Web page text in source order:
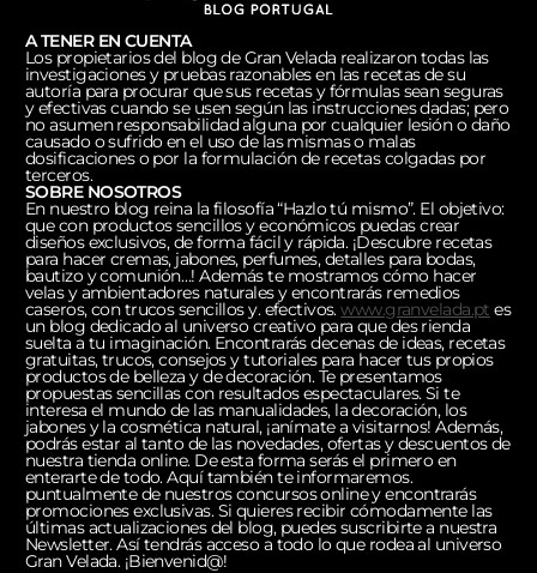
A TENER EN CUENTA
Los propietarios del blog de Gran Velada realizaron todas las
investigaciones y pruebas razonables en las recetas de su
autoría para procurar que sus recetas y fórmulas sean seguras
y efectivas cuando se usen según las instrucciones dadas; pero
no asumen responsabilidad alguna por cualquier lesión o daño
causado o sufrido en el uso de las mismas o malas
dosificaciones o por la formulación de recetas colgadas por
terceros.
SOBRE NOSOTROS
En nuestro blog reina la filosofía “Hazlo tú mismo”. El objetivo:
que con productos sencillos y económicos puedas crear
diseños exclusivos, de forma fácil y rápida. ¡Descubre recetas
para hacer cremas, jabones, perfumes, detalles para bodas,
bautizo y comunión…! Además te mostramos cómo hacer
velas y ambientadores naturales y encontrarás remedios
caseros, con trucos sencillos y. efectivos. www.granvelada.pt es
un blog dedicado al universo creativo para que des rienda
suelta a tu imaginación. Encontrarás decenas de ideas, recetas
gratuitas, trucos, consejos y tutoriales para hacer tus propios
productos de belleza y de decoración. Te presentamos
propuestas sencillas con resultados espectaculares. Si te
interesa el mundo de las manualidades, la decoración, los
jabones y la cosmética natural, ¡anímate a visitarnos! Además,
podrás estar al tanto de las novedades, ofertas y descuentos de
nuestra tienda online. De esta forma serás el primero en
enterarte de todo. Aquí también te informaremos.
puntualmente de nuestros concursos online y encontrarás
promociones exclusivas. Si quieres recibir cómodamente las
últimas actualizaciones del blog, puedes suscribirte a nuestra
Newsletter. Así tendrás acceso a todo lo que rodea al universo
Gran Velada. ¡Bienvenid@!